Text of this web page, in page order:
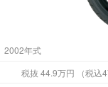
2002年式
税抜 44.9万